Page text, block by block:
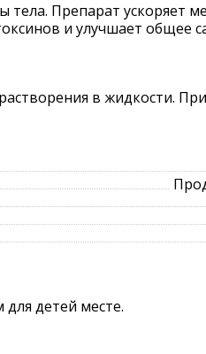
Препарат ускоряет
и улучшает общее
в жидкости.
детей месте.